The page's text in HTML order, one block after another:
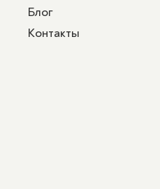
Блог
Контакты